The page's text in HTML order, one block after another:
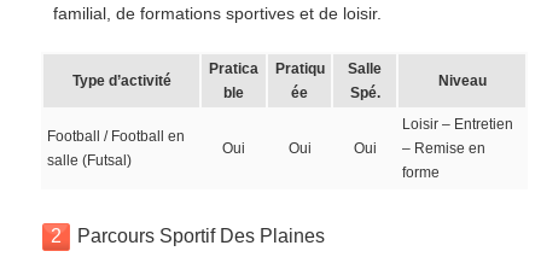
familial, de formations sportives et de loisir.
Type d’activité
Pratica
ble
Pratiqu
ée
Salle
Spé.
Niveau
Football / Football en
salle (Futsal)
Oui Oui Oui
Loisir – Entretien
– Remise en
forme
2 Parcours Sportif Des Plaines